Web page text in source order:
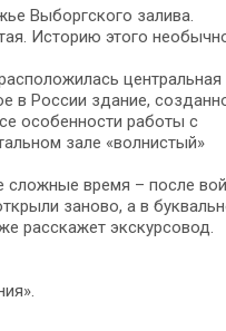
Выборгского залива.
Историю этого
центральная
в России здание,
особенности работы с
зале «волнистый»
сложные время – после
заново, а в
расскажет экскурсовод.